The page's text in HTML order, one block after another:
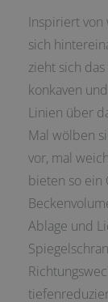
Inspiriert von
sich
zieht sich
konkaven
Linien über
Mal wölben
vor, mal
bieten so ein
Ablage und